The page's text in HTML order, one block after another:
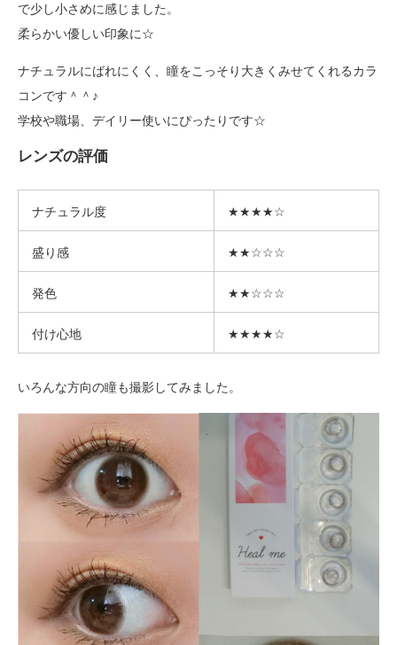
で少し小さめに感じました。
柔らかい優しい印象に☆
ナチュラルにばれにくく、瞳をこっそり大きくみせてくれるカラ
コンです＾＾♪
学校や職場、デイリー使いにぴったりです☆
レンズの評価
ナチュラル度 ★★★★☆
盛り感 ★★☆☆☆
発色 ★★☆☆☆
付け心地 ★★★★☆
いろんな方向の瞳も撮影してみました。